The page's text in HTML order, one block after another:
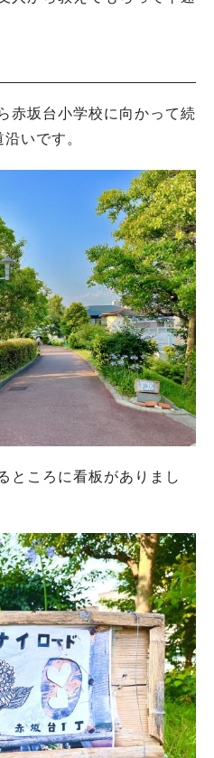
赤坂台小学校に向かって続
いです。
ところに看板がありまし